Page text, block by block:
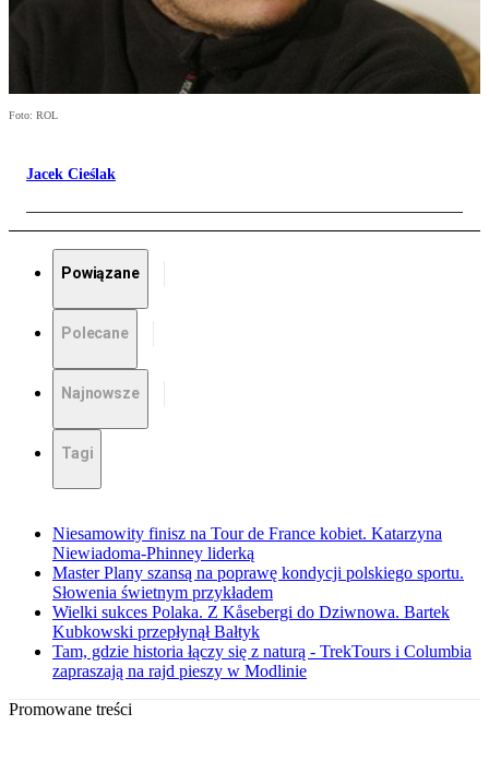
Foto: ROL
Jacek Cieślak
Powiązane
Polecane
Najnowsze
Tagi
Niesamowity finisz na Tour de France kobiet. Katarzyna
Niewiadoma-Phinney liderką
Master Plany szansą na poprawę kondycji polskiego sportu.
Słowenia świetnym przykładem
Wielki sukces Polaka. Z Kåsebergi do Dziwnowa. Bartek
Kubkowski przepłynął Bałtyk
Tam, gdzie historia łączy się z naturą - TrekTours i Columbia
zapraszają na rajd pieszy w Modlinie
Promowane treści